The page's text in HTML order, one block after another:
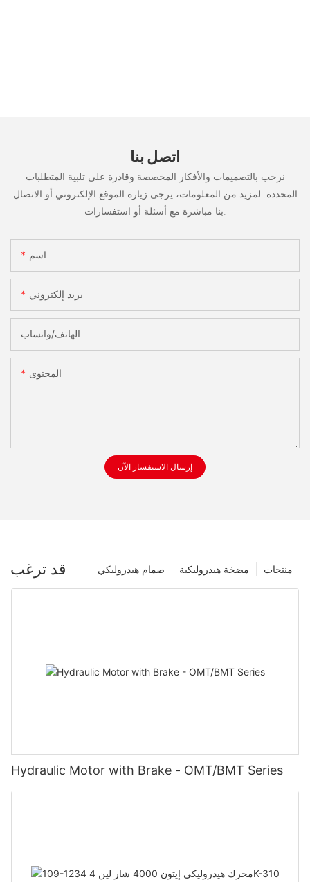
اتصل بنا
نرحب بالتصميمات والأفكار المخصصة وقادرة على تلبية المتطلبات
المحددة. لمزيد من المعلومات، يرجى زيارة الموقع الإلكتروني أو الاتصال
اسم
بريد إلكتروني
الهاتف/واتساب
المحتوى
إرسال الاستفسار الآن
قد ترغب منتجات مضخة هيدروليكية صمام هيدروليكي
Hydraulic Motor with Brake - OMT/BMT Series